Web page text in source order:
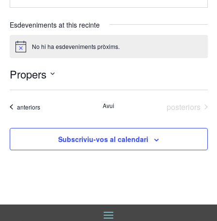
Esdeveniments at this recinte
Avís No hi ha esdeveniments pròxims.
Propers
Selecciona
Esdeveniments
anteriors Avui posteriors
Subscriviu-vos al calendari